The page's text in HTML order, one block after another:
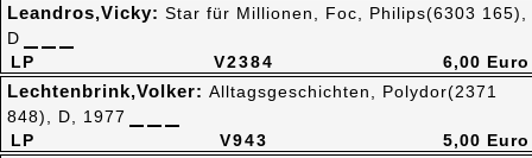
V2384
LP
Leandros,Vicky: Star für Millionen, Foc, Philips(6303 165),
D
6,00 Euro
V943
LP
Lechtenbrink,Volker: Alltagsgeschichten, Polydor(2371
848), D, 1977
5,00 Euro